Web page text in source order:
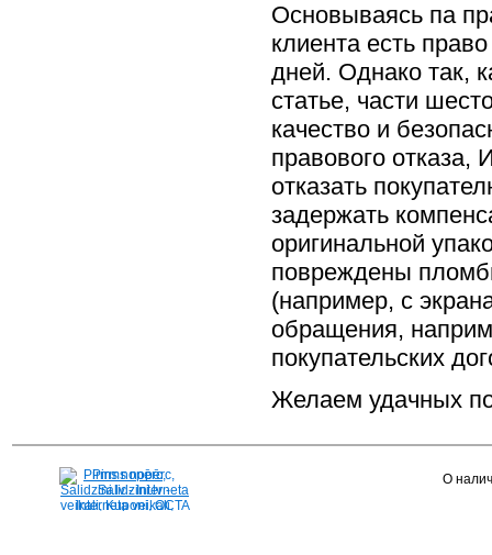
Основываясь па
клиента есть
дней. Однако так,
статье, части
качество и
правового отказа,
отказать
задержать
оригинальной
повреждены
(например, с
обращения,
покупательских
Желаем удачных
Pirms nopērc,
Salidzini.lv - Interneta
veikali, Kuponi, OCTA
О